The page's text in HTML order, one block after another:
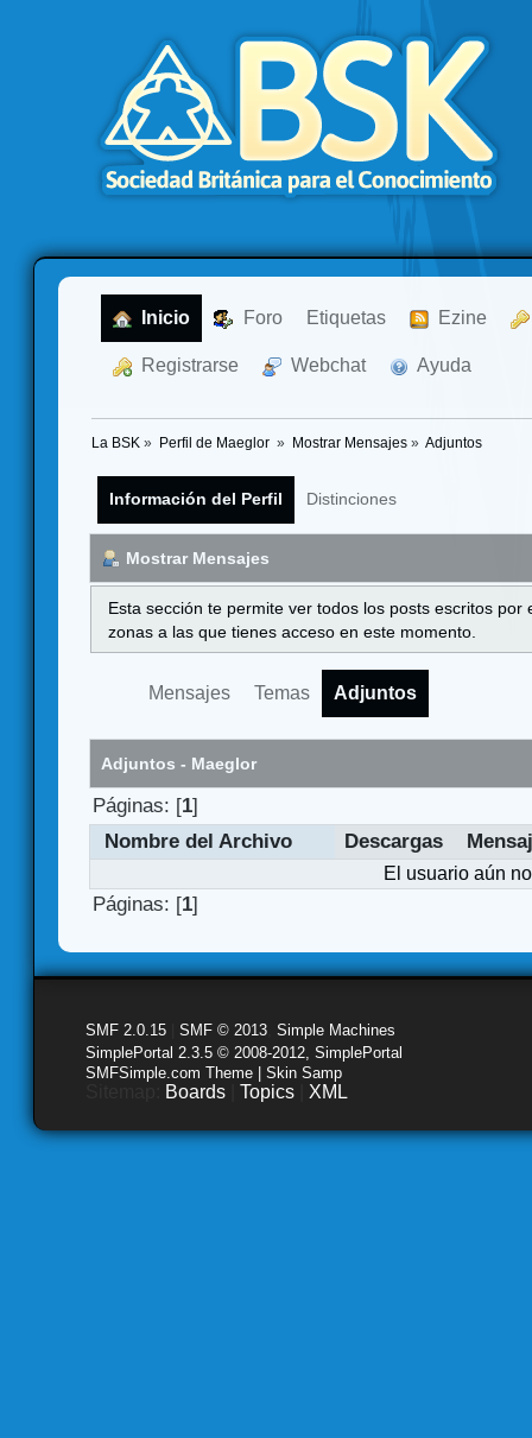
Inicio Foro Etiquetas Ezine
Registrarse Webchat Ayuda
La BSK » Perfil de Maeglor » Mostrar Mensajes» Adjuntos
Información del Perfil Distinciones
Mostrar Mensajes
Esta sección te permite ver todos los posts escritos
zonas a las que tienes acceso en este momento.
Mensajes Temas Adjuntos
Adjuntos - Maeglor
Páginas: [1]
Nombre del Archivo
Descargas
El usuario aún
Páginas: [1]
SMF 2.0.15 SMF © 2013 Simple Machines
SimplePortal 2.3.5 © 2008-2012, SimplePortal
SMFSimple.com Theme | Skin Samp
Boards Topics XML